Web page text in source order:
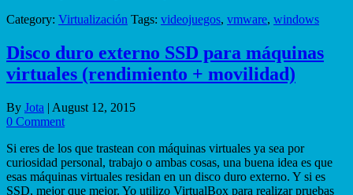
Category: Virtualización Tags: videojuegos, vmware, windows
Disco duro externo SSD para máquinas
virtuales (rendimiento + movilidad)
By Jota | August 12, 2015
0 Comment
Si eres de los que trastean con máquinas virtuales ya sea por
curiosidad personal, trabajo o ambas cosas, una buena idea es que
esas máquinas virtuales residan en un disco duro externo. Y si es
SSD, mejor que mejor. Yo utilizo VirtualBox para realizar pruebas